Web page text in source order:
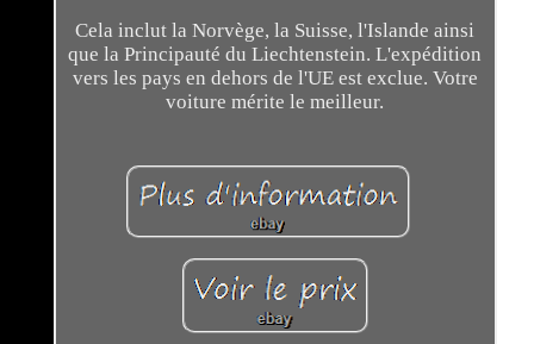
Cela inclut la Norvège, la Suisse, l'Islande ainsi
que la Principauté du Liechtenstein. L'expédition
vers les pays en dehors de l'UE est exclue. Votre
voiture mérite le meilleur.